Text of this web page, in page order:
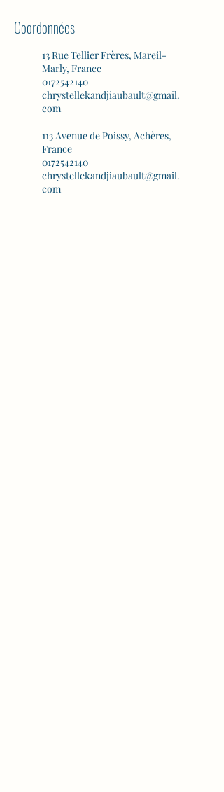
Coordonnées
13 Rue Tellier Frères, Mareil-
Marly, France
0172542140
chrystellekandjiaubault@gmail.
com
113 Avenue de Poissy, Achères,
France
0172542140
chrystellekandjiaubault@gmail.
com